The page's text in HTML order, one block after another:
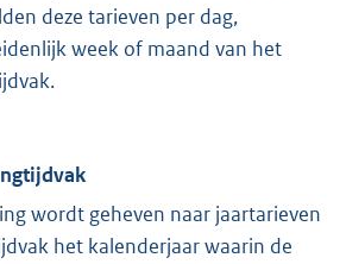
deze tarieven per dag,
week of maand van het
wordt geheven naar jaartarieven
het kalenderjaar waarin de